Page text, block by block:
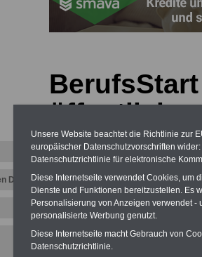
Dienst
für
Vorteile für den öffentlichen
Vergleichen und sparen:
Unsere Website beachtet die Richtlinie zur
europäischer Datenschutzvorschriften
Datenschutzrichtlinie für elektronische
Diese Internetseite verwendet Cookies, um
Dienste und Funktionen bereitzustellen. Es
Personalisierung von Anzeigen verwendet
personalisierte Werbung genutzt.
Diese Internetseite macht Gebrauch von
Datenschutzrichtlinie.